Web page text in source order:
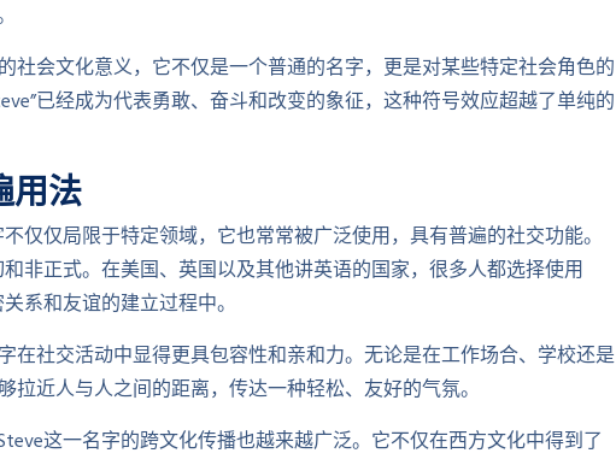
社会文化意义，它不仅是一个普通的名字，更是对某些特定社会角色的
已经成为代表勇敢、奋斗和改变的象征，这种符号效应超越了单纯的
用法
仅仅局限于特定领域，它也常常被广泛使用，具有普遍的社交功能。
非正式。在美国、英国以及其他讲英语的国家，很多人都选择使用
系和友谊的建立过程中。
在社交活动中显得更具包容性和亲和力。无论是在工作场合、学校还是
拉近人与人之间的距离，传达一种轻松、友好的气氛。
这一名字的跨文化传播也越来越广泛。它不仅在西方文化中得到了